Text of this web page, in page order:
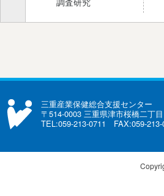
三重産業保健総合支援センター
〒514-0003 三重県津市桜橋二丁
TEL:059-213-0711 FAX:059-